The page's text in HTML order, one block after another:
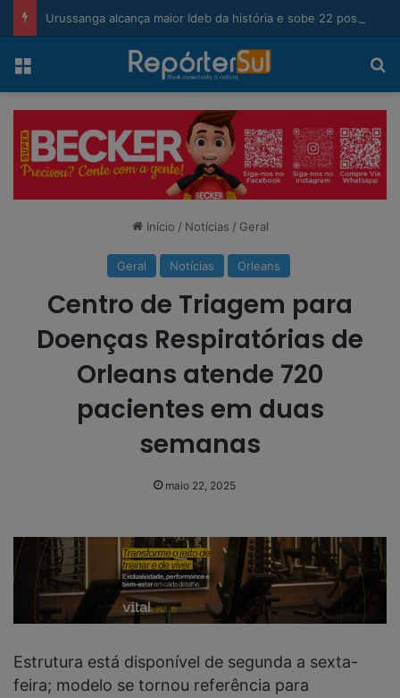
Urussanga alcança maior Ideb da história e sobe 22 posições em Santa Catarina
Menu
Início / Notícias / Geral
Geral Notícias Orleans
Centro de Triagem para
Doenças Respiratórias de
Orleans atende 720
pacientes em duas
semanas
maio 22, 2025
Estrutura está disponível de segunda a sexta-
feira; modelo se tornou referência para